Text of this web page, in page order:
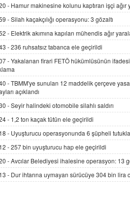
İNCİ GÜL AKÖL
Trump Keşke Adana'yı da
06.07.2026 13:00
ADEM AKÖL
Esed Destekçilerinin Yüzüne
Şamar: Sednaya
11.12.2024 12:30
DR. EKREM ASLAN
Gerçek Ne, Algı Ne? "Beraber
Yürüyoruz" Cümlesinin
19.07.2025 12:45
GÖNÜL MENEKŞE
Şifacının Yolu
04.11.2025 12:56
- Hamur makinesine kolunu kaptıran işçi ağır
-Silah kaçakçılığı operasyonu: 3 gözaltı
- Elektrik akımına kapılan mühendis ağır
-236 ruhsatsız tabanca ele geçirildi
-Yakalanan firari FETÖ hükümlüsünün
-TBMM'ye sunulan 12 maddelik çerçeve
açıklandı
-Seyir halindeki otomobile silahlı saldırı
- 1,2 ton kaçak tütün ele geçirildi
- Uyuşturucu operasyonunda 6 şüpheli
-257 bin uyuşturucu hap ele geçirildi
-Avcılar Belediyesi ihalesine operasyon: 13
- Dur ihtarına uymayan sürücüye 304 bin lira